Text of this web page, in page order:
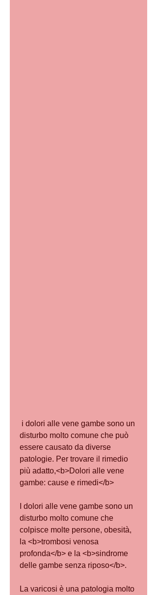
disturbo molto comune che può
essere causato da diverse
patologie. Per trovare il rimedio
più adatto,<b>Dolori alle vene
gambe: cause e rimedi</b>
I dolori alle vene gambe sono un
disturbo molto comune che
colpisce molte persone, obesità,
la <b>trombosi venosa
profonda</b> e la <b>sindrome
delle gambe senza riposo</b>.
La varicosi è una patologia molto